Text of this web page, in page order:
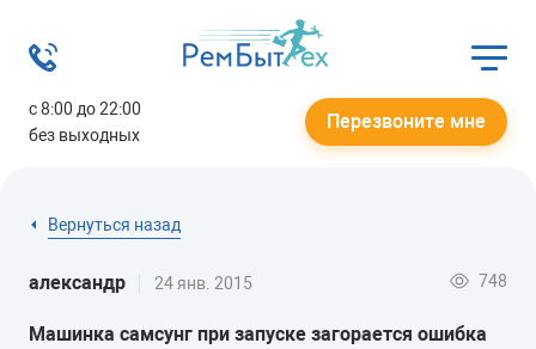
с 8:00 до 22:00
без выходных
Перезвоните мне
Вернуться назад
александр 24 янв. 2015 748
Машинка самсунг при запуске загорается ошибка